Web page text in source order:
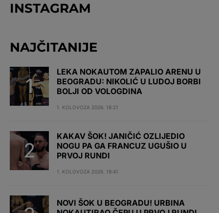
INSTAGRAM
NAJČITANIJE
LEKA NOKAUTOM ZAPALIO ARENU U
BEOGRADU: NIKOLIĆ U LUDOJ BORBI
BOLJI OD VOLOGDINA
1. KOLOVOZA 2026. 18:21
KAKAV ŠOK! JANIČIĆ OZLIJEDIO
NOGU PA GA FRANCUZ UGUŠIO U
PRVOJ RUNDI
1. KOLOVOZA 2026. 19:41
NOVI ŠOK U BEOGRADU! URBINA